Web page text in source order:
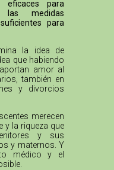
eficaces para
medidas
para
la idea de
que habiendo
amor al
también en
y divorcios
merecen
y la riqueza que
y sus
y maternos. Y
médico y el